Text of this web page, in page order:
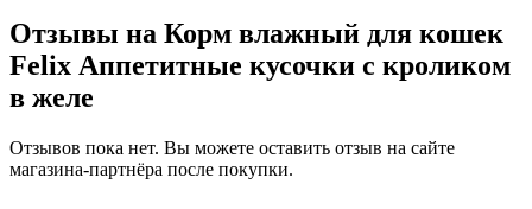
Отзывы на Корм влажный для кошек
Felix Аппетитные кусочки с кроликом
в желе
Отзывов пока нет. Вы можете оставить отзыв на сайте
магазина-партнёра после покупки.